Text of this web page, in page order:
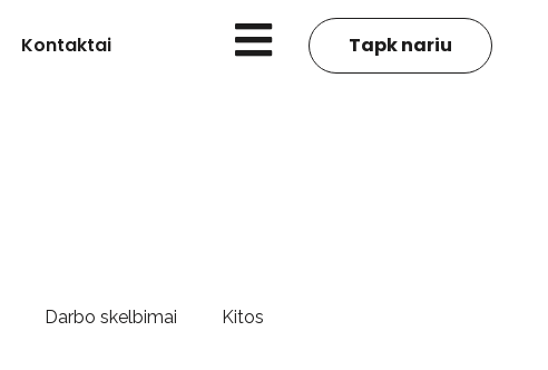
Kontaktai Tapk nariu
Darbo skelbimai Kitos